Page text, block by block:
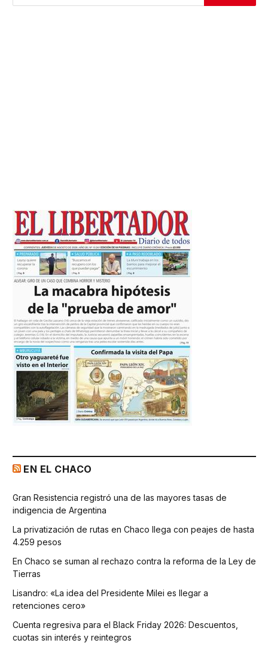
EN EL CHACO
Gran Resistencia registró una de las mayores tasas de
indigencia de Argentina
La privatización de rutas en Chaco llega con peajes de hasta
4.259 pesos
En Chaco se suman al rechazo contra la reforma de la Ley de
Tierras
Lisandro: «La idea del Presidente Milei es llegar a
retenciones cero»
Cuenta regresiva para el Black Friday 2026: Descuentos,
cuotas sin interés y reintegros